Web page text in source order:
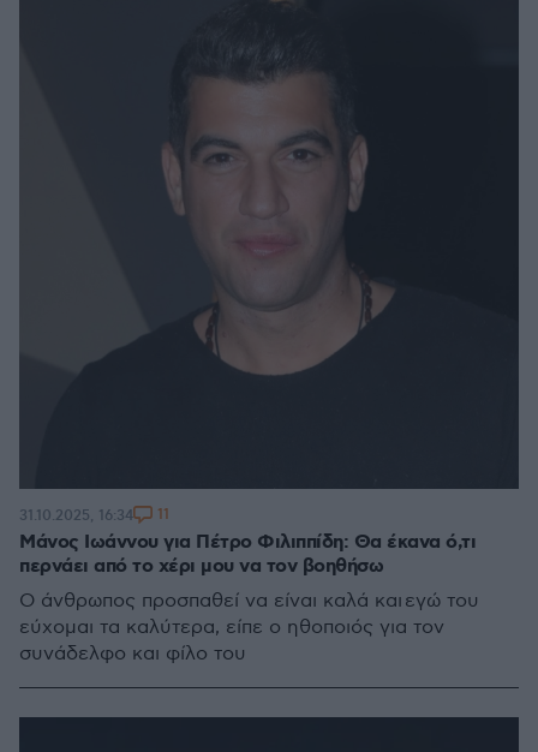
Μάνος Ιωάννου για Πέτρο Φιλιππίδη: Θα έκανα ό,τι
περνάει από το χέρι μου να τον βοηθήσω
Ο άνθρωπος προσπαθεί να είναι καλά και εγώ του
εύχομαι τα καλύτερα, είπε ο ηθοποιός για τον
συνάδελφο και φίλο του
31.10.2025, 16:34 11